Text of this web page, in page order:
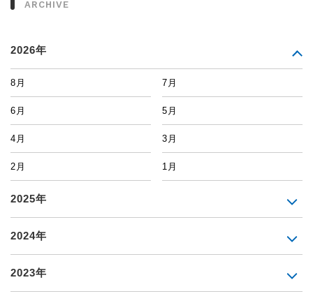
ARCHIVE
2026年
8月 7月
6月 5月
4月 3月
2月 1月
2025年
2024年
2023年